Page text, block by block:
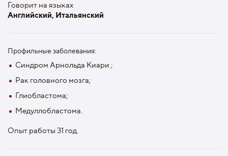
Говорит на языках
Английский, Итальянский
Профильные заболевания:
Синдром Арнольда Киари ;
Рак головного мозга;
Глиобластома;
Медуллобластома.
Опыт работы 31 год.